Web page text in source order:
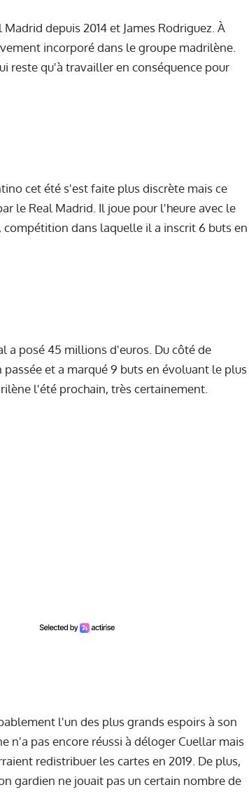
depuis 2014 et James Rodriguez. À
incorporé dans le groupe madrilène.
reste qu'à travailler en conséquence pour
cet été s'est faite plus discrète mais ce
le Real Madrid. Il joue pour l'heure avec le
dans laquelle il a inscrit 6 buts en
a posé 45 millions d'euros. Du côté de
et a marqué 9 buts en évoluant le plus
l'été prochain, très certainement.
l'un des plus grands espoirs à son
n'a pas encore réussi à déloger Cuellar mais
redistribuer les cartes en 2019. De plus,
gardien ne jouait pas un certain nombre de